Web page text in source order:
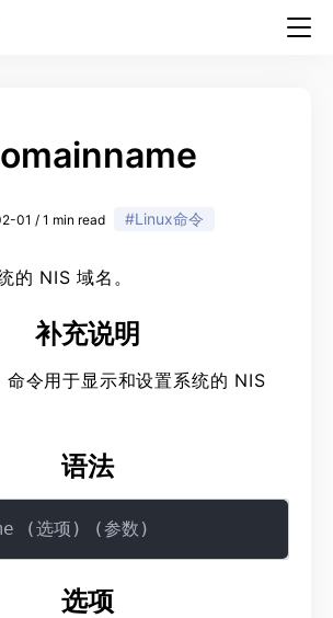
01 / 1 min read #Linux命令
的 NIS 域名。
补充说明
令用于显示和设置系统的 NIS
语法
选项